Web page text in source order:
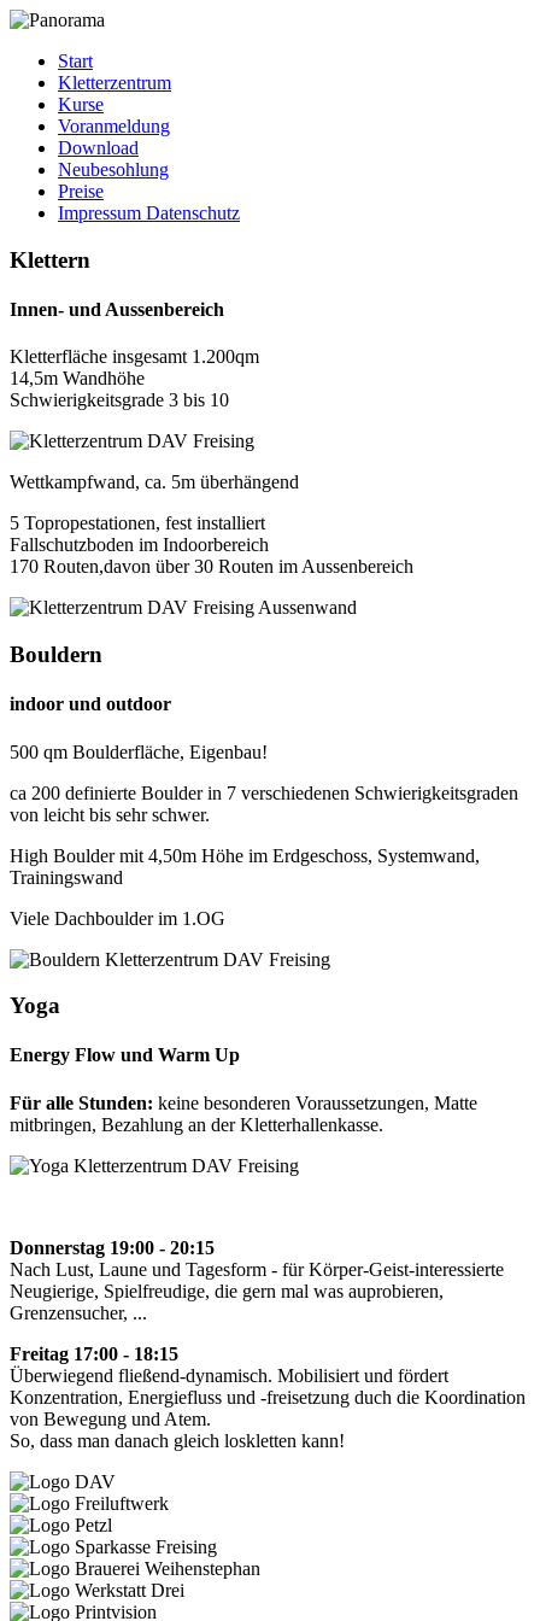
Start
Kletterzentrum
Kurse
Voranmeldung
Download
Neubesohlung
Preise
Impressum Datenschutz
Klettern
Innen- und Aussenbereich
Kletterfläche insgesamt 1.200qm
14,5m Wandhöhe
Schwierigkeitsgrade 3 bis 10
Wettkampfwand, ca. 5m überhängend
5 Topropestationen, fest installiert
Fallschutzboden im Indoorbereich
170 Routen,davon über 30 Routen im Aussenbereich
Bouldern
indoor und outdoor
500 qm Boulderfläche, Eigenbau!
ca 200 definierte Boulder in 7 verschiedenen Schwierigkeitsgraden
von leicht bis sehr schwer.
High Boulder mit 4,50m Höhe im Erdgeschoss, Systemwand,
Trainingswand
Viele Dachboulder im 1.OG
Yoga
Energy Flow und Warm Up
Für alle Stunden: keine besonderen Voraussetzungen, Matte
mitbringen, Bezahlung an der Kletterhallenkasse.
Donnerstag 19:00 - 20:15
Nach Lust, Laune und Tagesform - für Körper-Geist-interessierte
Neugierige, Spielfreudige, die gern mal was auprobieren,
Grenzensucher, ...
Freitag 17:00 - 18:15
Überwiegend fließend-dynamisch. Mobilisiert und fördert
Konzentration, Energiefluss und -freisetzung duch die Koordination
von Bewegung und Atem.
So, dass man danach gleich loskletten kann!